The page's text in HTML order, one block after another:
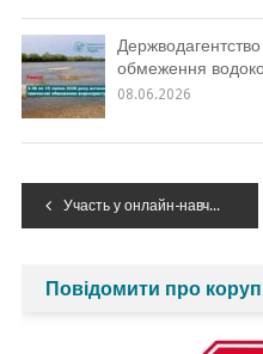
обмеження
08.06.2026
Навігація
Участь у онлайн-навчанні на тему: «Управління промисловими відходами: хвостосховища»
Повідомити про